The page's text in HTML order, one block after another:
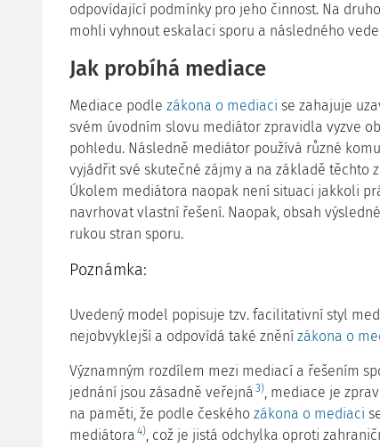
odpovídající podmínky pro jeho činnost. Na
mohli vyhnout eskalaci sporu a následného
Jak probíhá mediace
Mediace podle zákona o mediaci se zahajuje
svém úvodním slovu mediátor zpravidla vyzve
pohledu. Následně mediátor používá různé
vyjádřit své skutečné zájmy a na základě těchto
Úkolem mediátora naopak není situaci jakkoli
navrhovat vlastní řešení. Naopak, obsah
rukou stran sporu.
Poznámka:
Uvedený model popisuje tzv. facilitativní styl
nejobvyklejší a odpovídá také znění zákona o
Významným rozdílem mezi mediací a řešením
jednání jsou zásadně veřejná 3), mediace je
na paměti, že podle českého zákona o mediaci
mediátora 4), což je jistá odchylka oproti